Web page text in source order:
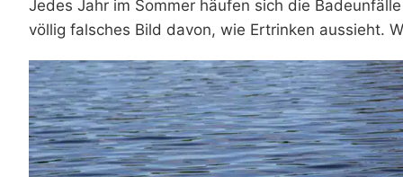
Jedes Jahr im Sommer häufen sich die
völlig falsches Bild davon, wie Ertrinken aussieht.